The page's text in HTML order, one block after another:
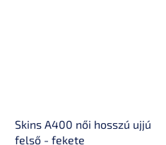
Skins A400 női hosszú ujjú
felső - fekete